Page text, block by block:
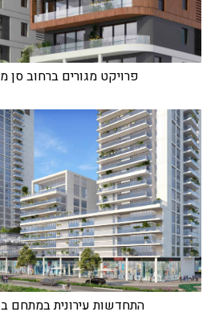
פרויקט מגורים ברחוב סן
התחדשות עירונית במתחם בן